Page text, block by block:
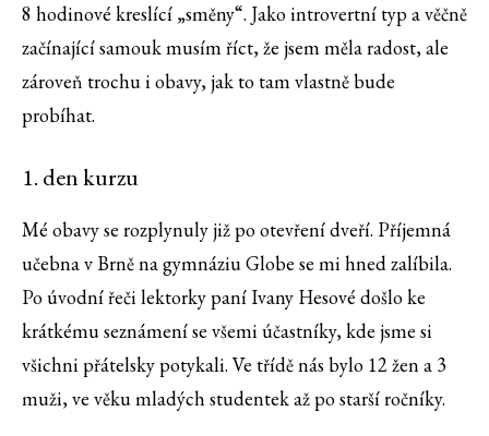
8 hodinové kreslící „směny“. Jako introvertní typ a věčně
začínající samouk musím říct, že jsem měla radost, ale
zároveň trochu i obavy, jak to tam vlastně bude
probíhat.
1. den kurzu
Mé obavy se rozplynuly již po otevření dveří. Příjemná
učebna v Brně na gymnáziu Globe se mi hned zalíbila.
Po úvodní řeči lektorky paní Ivany Hesové došlo ke
krátkému seznámení se všemi účastníky, kde jsme si
všichni přátelsky potykali. Ve třídě nás bylo 12 žen a 3
muži, ve věku mladých studentek až po starší ročníky.